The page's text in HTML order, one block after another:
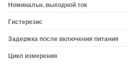
Номинальн. выходной ток
Гистерезис
Задержка после включения питания
Цикл измерения